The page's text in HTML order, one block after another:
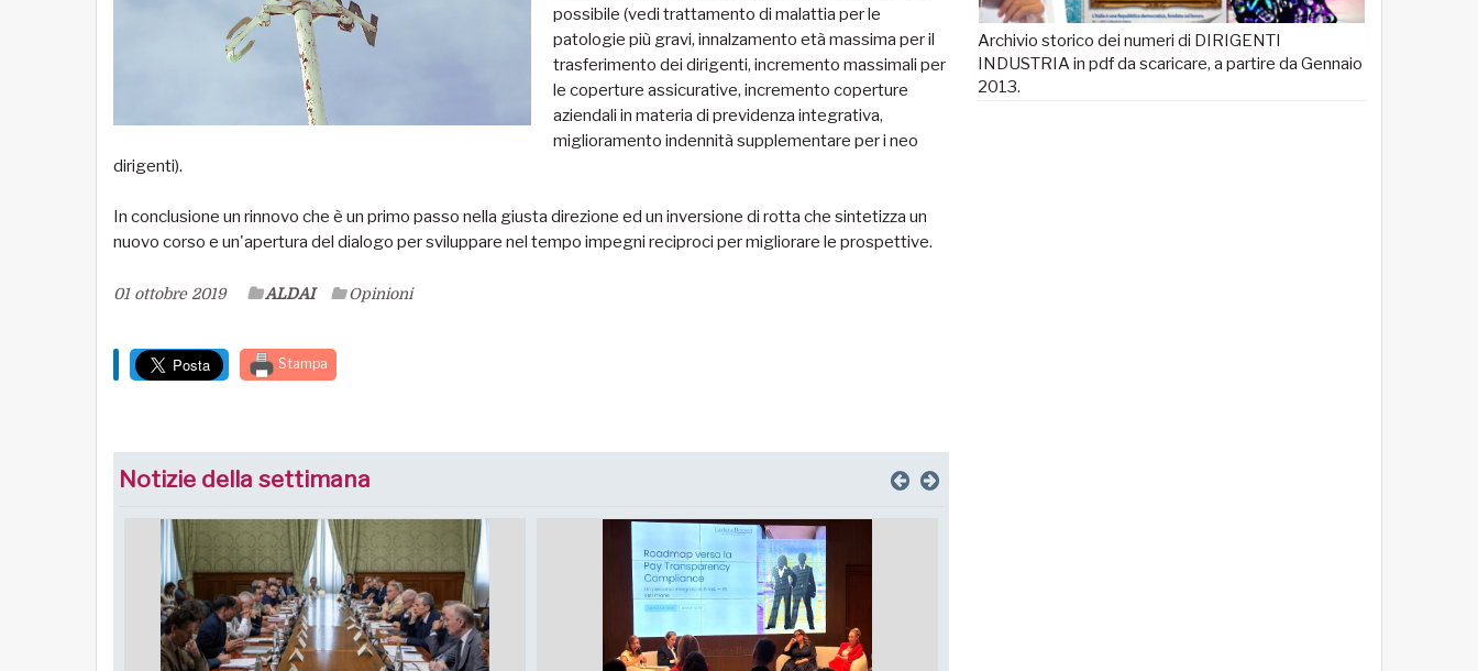
possibile (vedi trattamento di malattia per le
patologie più gravi, innalzamento età massima per il
trasferimento dei dirigenti, incremento massimali per
le coperture assicurative, incremento coperture
aziendali in materia di previdenza integrativa,
miglioramento indennità supplementare per i neo
dirigenti).
In conclusione un rinnovo che è un primo passo nella giusta direzione ed un inversione di rotta che sintetizza un
nuovo corso e un'apertura del dialogo per sviluppare nel tempo impegni reciproci per migliorare le prospettive.
01 ottobre 2019 ALDAI Opinioni
Stampa
Notizie della settimana
Archivio storico dei numeri di DIRIGENTI
INDUSTRIA in pdf da scaricare, a partire da Gennaio
2013.